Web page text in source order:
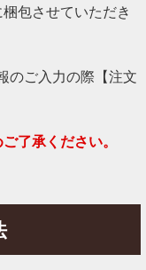
包させていただき
のご入力の際【注文
了承ください。